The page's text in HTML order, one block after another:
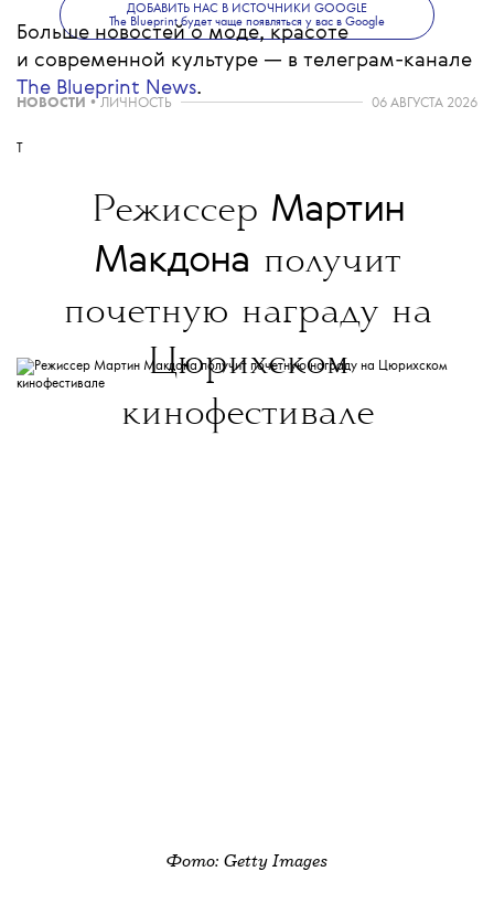
Больше новостей о моде, красоте
и современной культуре — в телеграм-канале
The Blueprint News.
ДОБАВИТЬ НАС В ИСТОЧНИКИ GOOGLE
The Blueprint будет чаще появляться у вас в Google
НОВОСТИ •ЛИЧНОСТЬ 06 АВГУСТА 2026
T
Режиссер Мартин
Макдона получит
почетную награду на
Цюрихском
кинофестивале
Фото: Getty Images